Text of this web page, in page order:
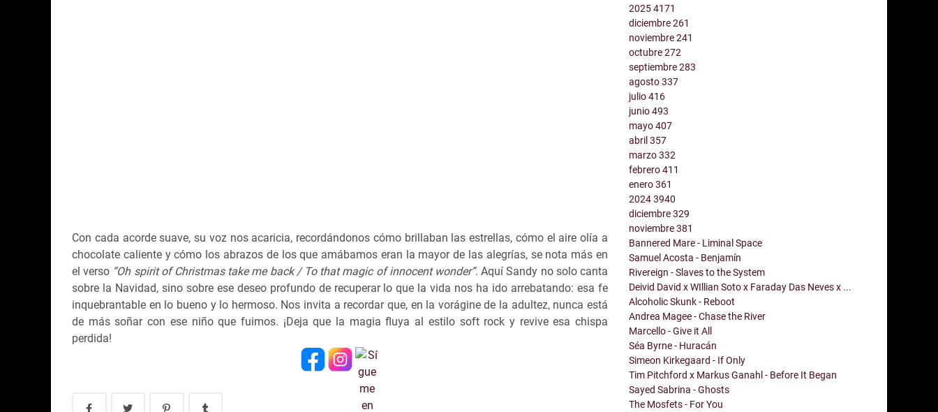
Con cada acorde suave, su voz nos acaricia, recordándonos cómo brillaban las estrellas, cómo el aire olía a
chocolate caliente y cómo los abrazos de los que amábamos eran la mayor de las alegrías, se nota más en
el verso “Oh spirit of Christmas take me back / To that magic of innocent wonder”. Aquí Sandy no solo canta
sobre la Navidad, sino sobre ese deseo profundo de recuperar lo que la vida nos ha ido arrebatando: esa fe
inquebrantable en lo bueno y lo hermoso. Nos invita a recordar que, en la vorágine de la adultez, nunca está
de más soñar con ese niño que fuimos. ¡Deja que la magia fluya al estilo soft rock y revive esa chispa
perdida!
20254171
diciembre261
noviembre241
octubre272
septiembre283
agosto337
julio416
junio493
mayo407
abril357
marzo332
febrero411
enero361
20243940
diciembre329
noviembre381
Bannered Mare - Liminal Space
Samuel Acosta - Benjamín
Rivereign - Slaves to the System
Deivid David x WIllian Soto x Faraday Das Neves x ...
Alcoholic Skunk - Reboot
Andrea Magee - Chase the River
Marcello - Give it All
Séa Byrne - Huracán
Simeon Kirkegaard - If Only
Tim Pitchford x Markus Ganahl - Before It Began
Sayed Sabrina - Ghosts
The Mosfets - For You